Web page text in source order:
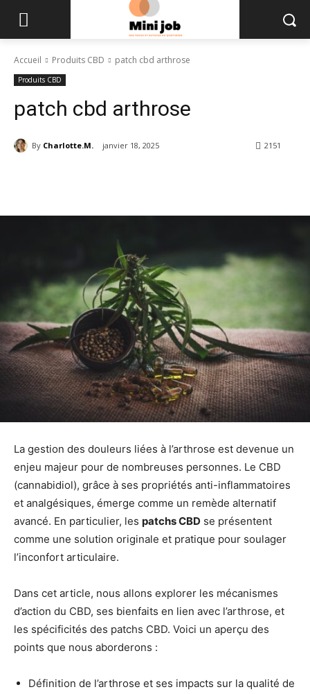
Accueil Produits CBD patch cbd arthrose
Produits CBD
patch cbd arthrose
By Charlotte.M. janvier 18, 2025 2151
La gestion des douleurs liées à l’arthrose est devenue un
enjeu majeur pour de nombreuses personnes. Le CBD
(cannabidiol), grâce à ses propriétés anti-inflammatoires
et analgésiques, émerge comme un remède alternatif
avancé. En particulier, les patchs CBD se présentent
comme une solution originale et pratique pour soulager
l’inconfort articulaire.
Dans cet article, nous allons explorer les mécanismes
d’action du CBD, ses bienfaits en lien avec l’arthrose, et
les spécificités des patchs CBD. Voici un aperçu des
points que nous aborderons :
Définition de l’arthrose et ses impacts sur la qualité de